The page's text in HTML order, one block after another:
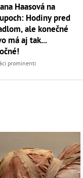
Haasová na
Hodiny pred
ale konečné
má aj tak...
prominenti